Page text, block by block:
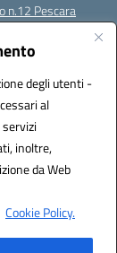
degli utenti -
al
inoltre,
da Web
Cookie Policy.
n.12 Pescara
S.r.l.